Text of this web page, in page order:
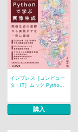
インプレス［コンピュー
タ・IT］ムック Pytho...
購入